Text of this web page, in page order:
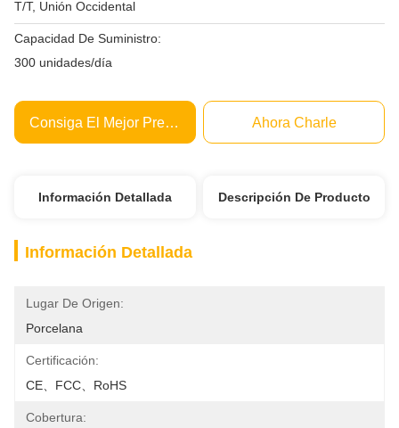
T/T, Unión Occidental
Capacidad De Suministro:
300 unidades/día
Consiga El Mejor Precio Ahora Charle
Información Detallada Descripción De Producto
Información Detallada
Lugar De Origen:
Porcelana
Certificación:
CE、FCC、RoHS
Cobertura: